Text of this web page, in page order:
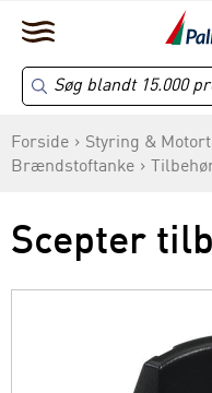
Forside Styring &
Brændstoftanke
Scepter